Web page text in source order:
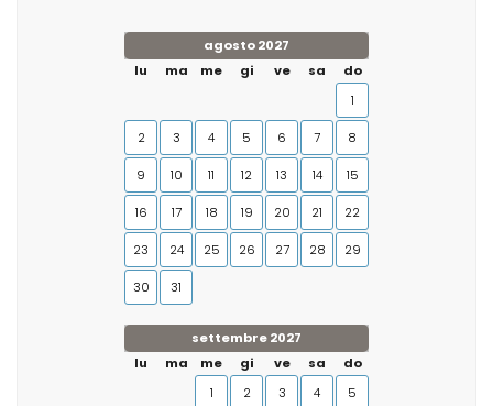
agosto 2027
lu
ma me gi ve sa
do
1
2 3 4 5 6 7 8
9 10 11 12 13 14 15
16 17 18 19 20 21 22
23 24 25 26 27 28 29
30 31
settembre 2027
lu
ma me gi ve sa
do
1
2 3 4 5